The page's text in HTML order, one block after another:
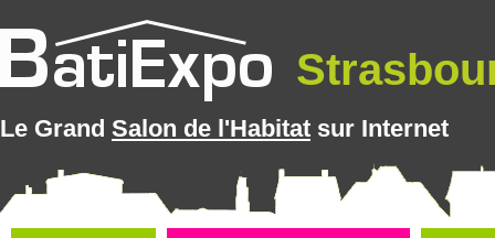
Le Grand Salon de l'Habitat sur Internet